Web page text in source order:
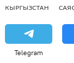
КЫРГЫЗСТАН
Telegram